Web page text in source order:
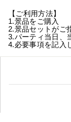
【ご利用方法】
1.景品をご購入
2.景品セットがご
3.パーティ当日、
4.必要事項を記入